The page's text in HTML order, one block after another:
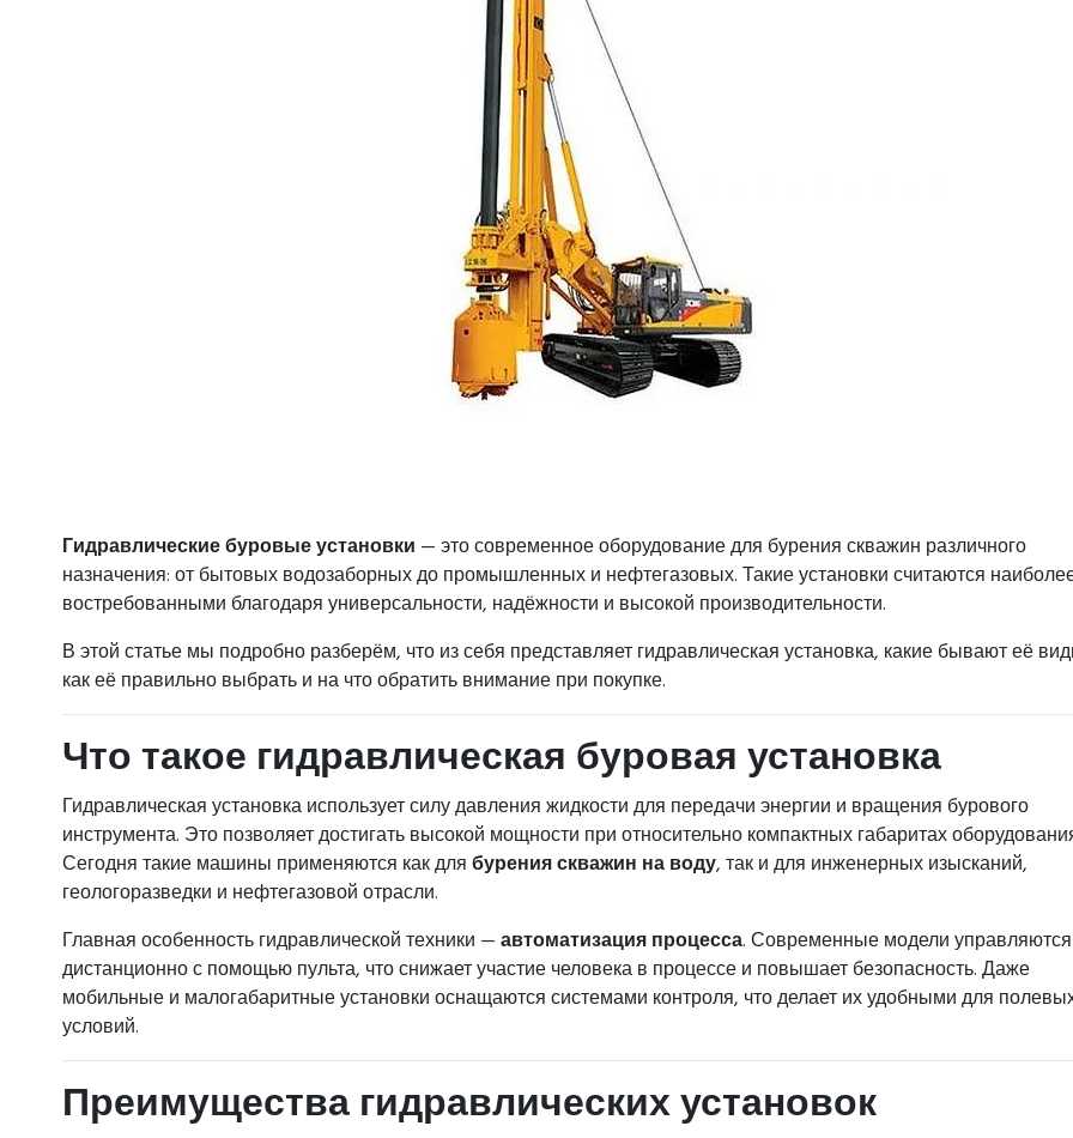
Гидравлические буровые установки — это современное оборудование для бурения скважин различного
назначения: от бытовых водозаборных до промышленных и нефтегазовых. Такие установки считаются
востребованными благодаря универсальности, надёжности и высокой производительности.
В этой статье мы подробно разберём, что из себя представляет гидравлическая установка, какие бывают её
как её правильно выбрать и на что обратить внимание при покупке.
Что такое гидравлическая буровая установка
Гидравлическая установка использует силу давления жидкости для передачи энергии и вращения бурового
инструмента. Это позволяет достигать высокой мощности при относительно компактных габаритах
Сегодня такие машины применяются как для бурения скважин на воду, так и для инженерных изысканий,
геологоразведки и нефтегазовой отрасли.
Главная особенность гидравлической техники — автоматизация процесса. Современные модели управляются
дистанционно с помощью пульта, что снижает участие человека в процессе и повышает безопасность. Даже
мобильные и малогабаритные установки оснащаются системами контроля, что делает их удобными для
условий.
Преимущества гидравлических установок